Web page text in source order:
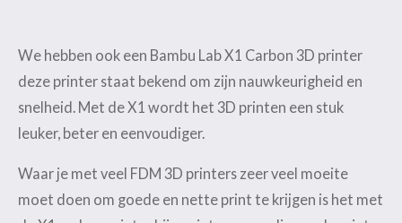
We hebben ook een Bambu Lab X1 Carbon 3D printer
deze printer staat bekend om zijn nauwkeurigheid en
snelheid. Met de X1 wordt het 3D printen een stuk
leuker, beter en eenvoudiger.
Waar je met veel FDM 3D printers zeer veel moeite
moet doen om goede en nette print te krijgen is het met